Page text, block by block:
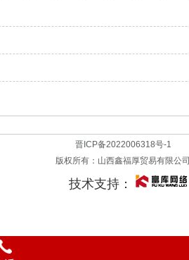
晋ICP备2022006318号-1
版权所有： 山西鑫福厚贸易有限公司
技术支持：